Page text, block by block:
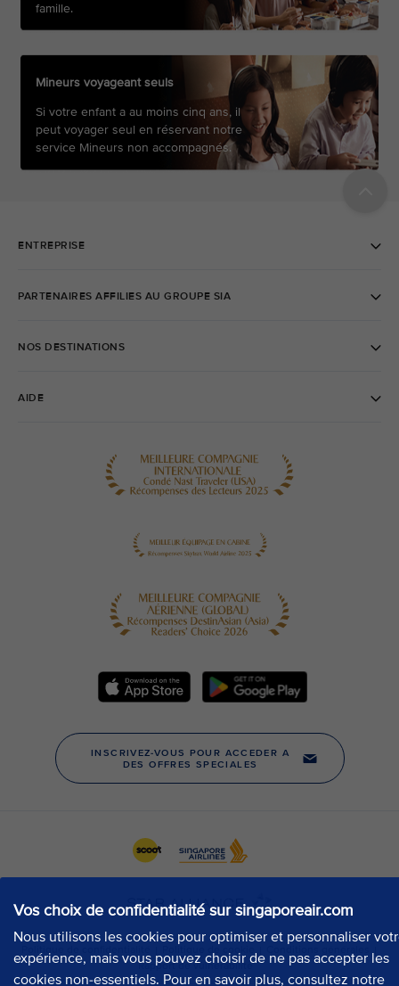
Vos choix de confidentialité sur singaporeair.com
Nous utilisons les cookies pour optimiser et personnaliser
expérience, mais vous pouvez choisir de ne pas accepter les
cookies non-essentiels. Pour en savoir plus, consultez notre
famille.
Mineurs voyageant seuls
Si votre enfant a au moins cinq ans, il
peut voyager seul en réservant notre
service Mineurs non accompagnés.